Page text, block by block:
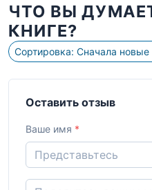
ЧТО ВЫ
КНИГЕ?
Сортировка: Сначала новые
Оставить отзыв
Ваше имя *